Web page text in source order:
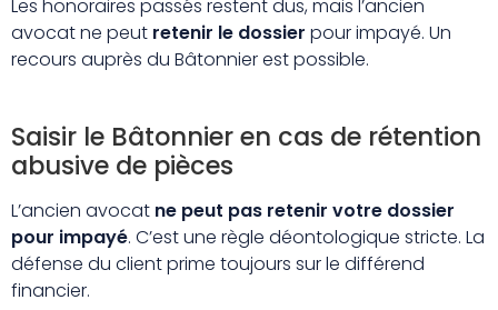
Les honoraires passés restent dus, mais l’ancien
avocat ne peut retenir le dossier pour impayé. Un
recours auprès du Bâtonnier est possible.
Saisir le Bâtonnier en cas de rétention
abusive de pièces
L’ancien avocat ne peut pas retenir votre dossier
pour impayé. C’est une règle déontologique stricte. La
défense du client prime toujours sur le différend
financier.